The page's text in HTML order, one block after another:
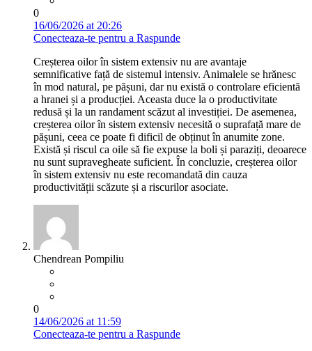
0
16/06/2026 at 20:26
Conecteaza-te pentru a Raspunde
Creșterea oilor în sistem extensiv nu are avantaje
semnificative față de sistemul intensiv. Animalele se hrănesc
în mod natural, pe pășuni, dar nu există o controlare eficientă
a hranei și a producției. Aceasta duce la o productivitate
redusă și la un randament scăzut al investiției. De asemenea,
creșterea oilor în sistem extensiv necesită o suprafață mare de
pășuni, ceea ce poate fi dificil de obținut în anumite zone.
Există și riscul ca oile să fie expuse la boli și paraziți, deoarece
nu sunt supravegheate suficient. În concluzie, creșterea oilor
în sistem extensiv nu este recomandată din cauza
productivității scăzute și a riscurilor asociate.
Chendrean Pompiliu
0
14/06/2026 at 11:59
Conecteaza-te pentru a Raspunde